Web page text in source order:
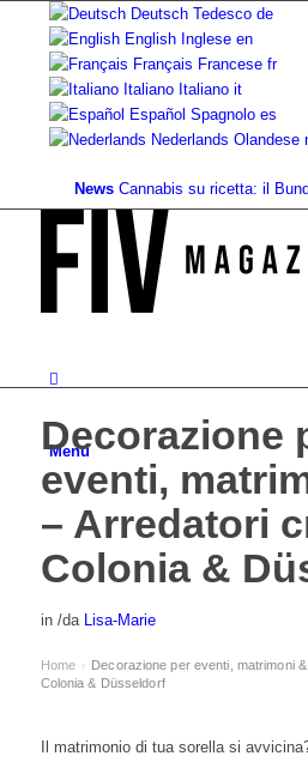
Deutsch Tedesco de
English Inglese en
Français Francese fr
Italiano Italiano it
Español Spagnolo es
Nederlands Olandese
News Cannabis su ricetta: il
Menu
Decorazione
eventi,
– Arredatori
Colonia &
in /da Lisa-Marie
Home › Decorazione per eventi, matrimoni
Colonia & Düsseldorf
Il matrimonio di tua sorella si